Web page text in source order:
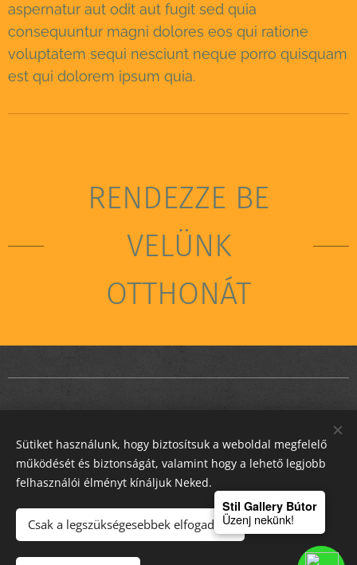
aspernatur aut odit aut fugit sed quia
consequuntur magni dolores eos qui ratione
voluptatem sequi nesciunt neque porro quisquam
est qui dolorem ipsum quia.
RENDEZZE BE
VELÜNK
OTTHONÁT
STIL GALLERY KFT
Sütiket használunk, hogy biztosítsuk a weboldal megfelelő
működését és biztonságát, valamint hogy a lehető legjobb
felhasználói élményt kínáljuk Neked.
Csak a legszükségesebbek elfogadása
Stil Gallery Bútor
Üzenj nekünk!